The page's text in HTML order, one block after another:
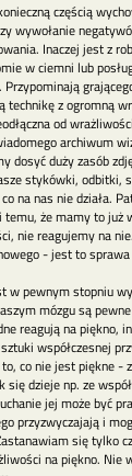
częścią
wywołanie
Inaczej jest z
w ciemni lub
Przypominają
technikę z ogromną
od
archiwum
dosyć duży zasób
stykówki, odbitki,
na nas nie działa.
że mamy to już
nie reagujemy na
- jest to
w pewnym stopniu
mózgu są
reagują na piękno,
współczesnej
co nie jest piękne -
się dzieje np. ze
jej może być
przyzwyczajają i
się tylko
na piękno. Nie